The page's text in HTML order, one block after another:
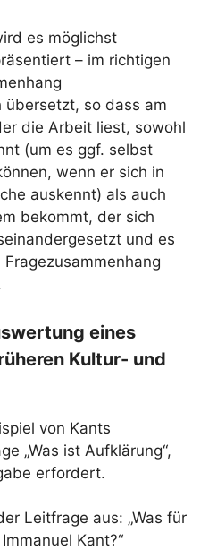
es möglichst
– im richtigen
übersetzt, so dass am
die Arbeit liest, sowohl
(um es ggf. selbst
wenn er sich in
auskennt) als auch
bekommt, der sich
und es
eines
Kultur- und
von Kants
„Was ist Aufklärung“,
erfordert.
Leitfrage aus: „Was für
Kant?“